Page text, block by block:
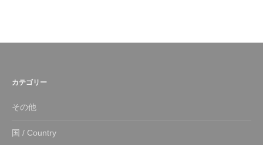
カテゴリー
その他
国 / Country